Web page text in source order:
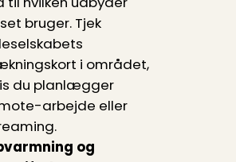
bruger. Tjek
i området,
du planlægger
arbejde eller
og